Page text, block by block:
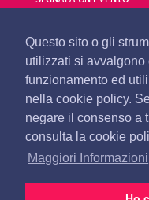
Questo sito o gli
utilizzati si avvalgono
funzionamento ed
nella cookie policy.
negare il consenso a
consulta la cookie
Maggiori Informazioni
REDAZIONE PUBBLICITÀ